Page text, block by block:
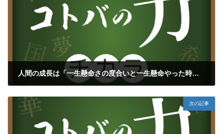
人間の成長は「一生懸命さの度合いと一生懸命やった時間の掛け算」（樋口泰行）再
次の記事